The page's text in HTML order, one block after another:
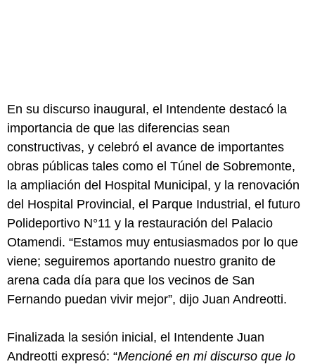
En su discurso inaugural, el Intendente destacó la
importancia de que las diferencias sean
constructivas, y celebró el avance de importantes
obras públicas tales como el Túnel de Sobremonte,
la ampliación del Hospital Municipal, y la renovación
del Hospital Provincial, el Parque Industrial, el futuro
Polideportivo N°11 y la restauración del Palacio
Otamendi. “Estamos muy entusiasmados por lo que
viene; seguiremos aportando nuestro granito de
arena cada día para que los vecinos de San
Fernando puedan vivir mejor”, dijo Juan Andreotti.
Finalizada la sesión inicial, el Intendente Juan
Andreotti expresó: “Mencioné en mi discurso que lo